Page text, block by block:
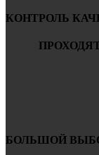
КОНТРОЛЬ
БОЛЬШОЙ